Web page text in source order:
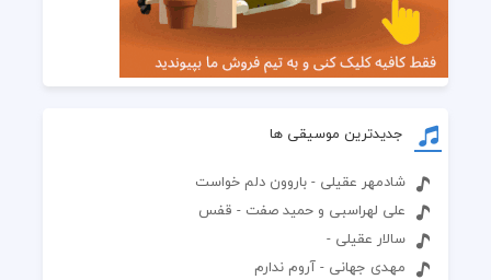
جدیدترین موسیقی ها
شادمهر عقیلی - باروون دلم خواست
علی لهراسبی و حمید صفت - قفس
سالار عقیلی -
مهدی جهانی - آروم ندارم